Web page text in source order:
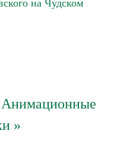
на Чудском
»